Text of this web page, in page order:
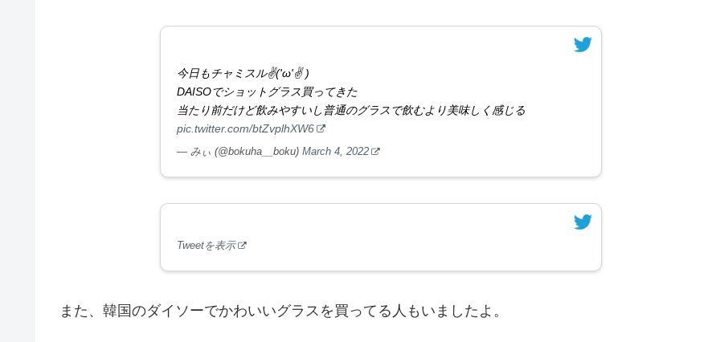
今日もチャミスル✌('ω'✌ )
DAISOでショットグラス買ってきた
当たり前だけど飲みやすいし普通のグラスで飲むより美味しく感じる
pic.twitter.com/btZvplhXW6
— みぃ (@bokuha__boku) March 4, 2022
Tweetを表示
また、韓国のダイソーでかわいいグラスを買ってる人もいましたよ。